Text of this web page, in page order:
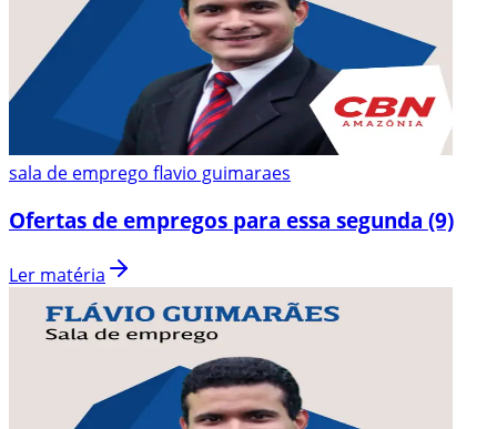
sala de emprego flavio guimaraes
Ofertas de empregos para essa segunda (9)
Ler matéria